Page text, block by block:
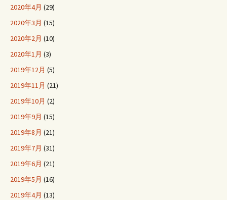
2020年4月 (29)
2020年3月 (15)
2020年2月 (10)
2020年1月 (3)
2019年12月 (5)
2019年11月 (21)
2019年10月 (2)
2019年9月 (15)
2019年8月 (21)
2019年7月 (31)
2019年6月 (21)
2019年5月 (16)
2019年4月 (13)